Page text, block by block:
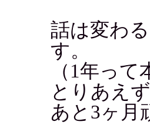
話は変わ
す。
（1年っ
とりあえ
あと3ヶ月